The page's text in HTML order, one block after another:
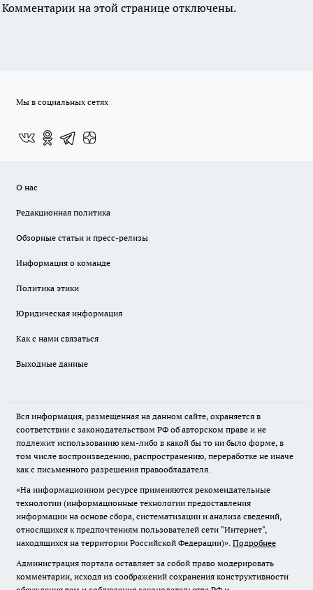
Комментарии на этой странице отключены.
Мы в социальных сетях
О нас
Редакционная политика
Обзорные статьи и пресс-релизы
Информация о команде
Политика этики
Юридическая информация
Как с нами связаться
Выходные данные
Вся информация, размещенная на данном сайте, охраняется в
соответствии с законодательством РФ об авторском праве и не
подлежит использованию кем-либо в какой бы то ни было форме, в
том числе воспроизведению, распространению, переработке не иначе
как с письменного разрешения правообладателя.
«На информационном ресурсе применяются рекомендательные
технологии (информационные технологии предоставления
информации на основе сбора, систематизации и анализа сведений,
относящихся к предпочтениям пользователей сети "Интернет",
находящихся на территории Российской Федерации)». Подробнее
Администрация портала оставляет за собой право модерировать
комментарии, исходя из соображений сохранения конструктивности